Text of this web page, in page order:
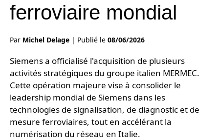
ferroviaire mondial
Par Michel Delage | Publié le 08/06/2026
Siemens a officialisé l'acquisition de plusieurs
activités stratégiques du groupe italien MERMEC.
Cette opération majeure vise à consolider le
leadership mondial de Siemens dans les
technologies de signalisation, de diagnostic et de
mesure ferroviaires, tout en accélérant la
numérisation du réseau en Italie.